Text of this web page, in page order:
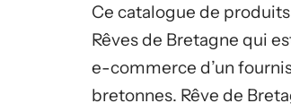
Ce catalogue de
Rêves de Bretagne qui
e-commerce d’un
bretonnes. Rêve de